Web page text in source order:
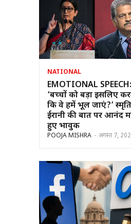
NATIONAL
EMOTIONAL SPEECH:
‘बच्चों को बड़ा इसलिए
कि वे हमें भूल जाएं?’ स्मृति
ईरानी की बात पर आनंद
हुए भावुक
POOJA MISHRA - अगस्त 7,